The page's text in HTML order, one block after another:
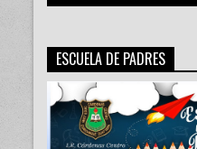
ESCUELA DE PADRES